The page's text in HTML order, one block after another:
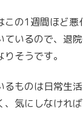
この1週間ほど悪
ているので、退
そうです。
るものは日常生
、気にしなけれ